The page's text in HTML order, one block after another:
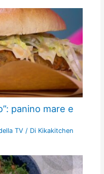
panino mare e
TV / Di Kikakitchen